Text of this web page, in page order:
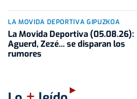
LA MOVIDA DEPORTIVA GIPUZKOA
La Movida Deportiva (05.08.26):
Aguerd, Zezé... se disparan los
rumores